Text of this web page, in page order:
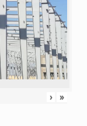
› »